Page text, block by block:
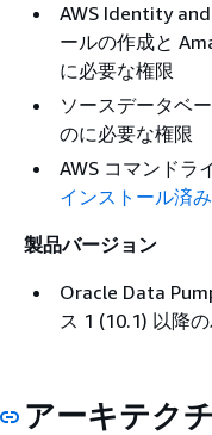
AWS Identity
ールの作成と
に必要な権限
ソースデータベ
のに必要な権限
AWS コマンドラ
インストール済み
製品バージョン
Oracle Data
ス 1 (10.1) 以降
アーキテク